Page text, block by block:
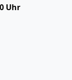
Uhr